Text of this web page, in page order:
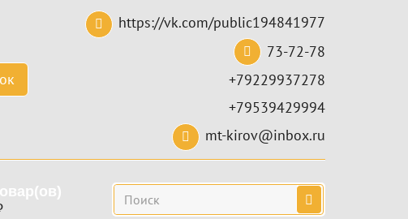
https://vk.com/public194841977
73-72-78
+79229937278
+79539429994
mt-kirov@inbox.ru
Поиск